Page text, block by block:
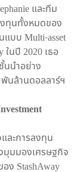
และทีม
ทุนทั้งหมดของ
บบ Multi-asset
นปี 2020 เธอ
นนำอย่าง
พันล้านดอลลาร์ฯ
ละการลงทุน
มุมมองเศรษฐกิจ
ง StashAway